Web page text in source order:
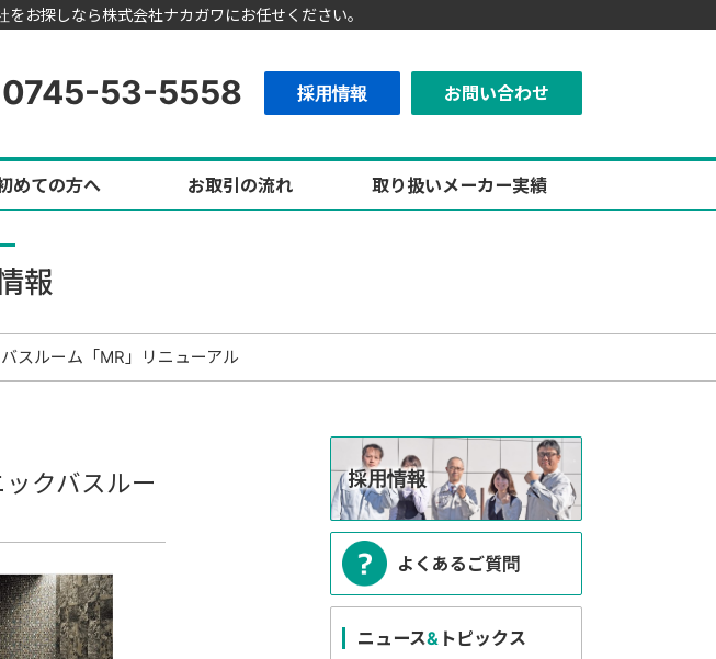
お探しなら株式会社ナカガワにお任せください。
0745-53-5558 採用情報 お問い合わせ
めての方へ お取引の流れ 取り扱いメーカー実績
報
スルーム「MR」リニューアル
クバスルー
採用情報
よくあるご質問
ニュース& トピックス